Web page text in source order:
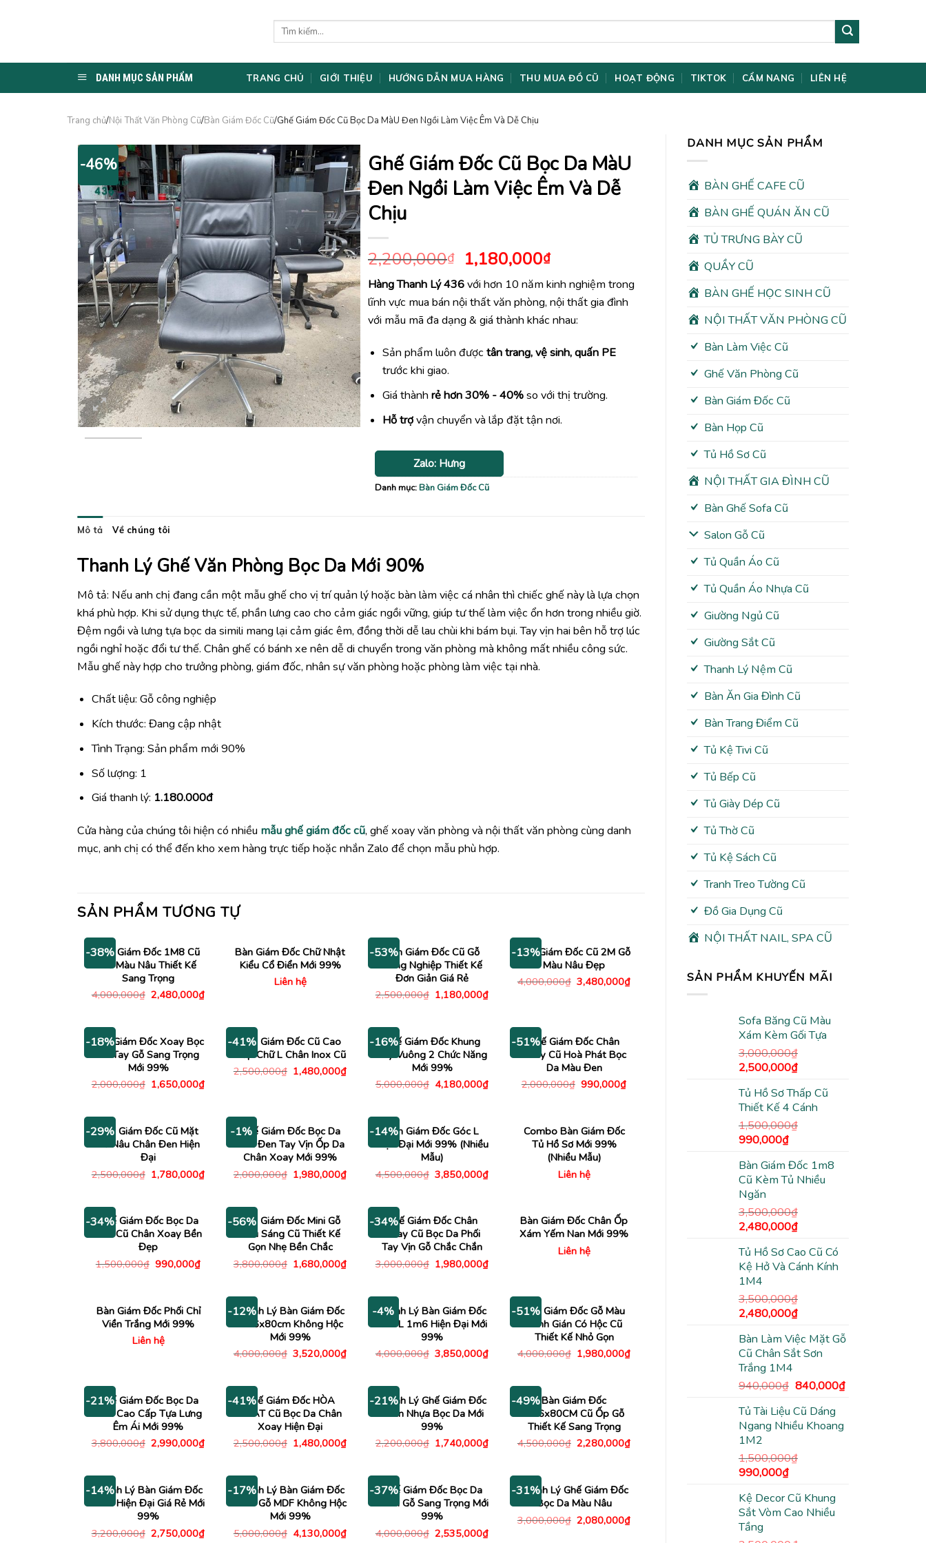
Tìm
DANH MỤC SẢN PHẨM TRANG CHỦ GIỚI THIỆU HƯỚNG DẪN MUA HÀNG THU MUA ĐỒ CŨ HOẠT ĐỘNG TIKTOK CẨM NANG LIÊN HỆ
Trang chủ/Nội Thất Văn Phòng Cũ/Bàn Giám Đốc Cũ/Ghế Giám Đốc Cũ Bọc Da MàU Đen Ngồi Làm Việc Êm Và Dễ Chịu
DANH MỤC SẢN PHẨM
BÀN GHẾ CAFE CŨ
BÀN GHẾ QUÁN ĂN CŨ
TỦ TRƯNG BÀY CŨ
QUẦY CŨ
BÀN GHẾ HỌC SINH CŨ
NỘI THẤT VĂN PHÒNG CŨ
Bàn Làm Việc Cũ
Ghế Văn Phòng Cũ
Bàn Giám Đốc Cũ
Bàn Họp Cũ
Tủ Hồ Sơ Cũ
NỘI THẤT GIA ĐÌNH CŨ
Bàn Ghế Sofa Cũ
Salon Gỗ Cũ
Tủ Quần Áo Cũ
Tủ Quần Áo Nhựa Cũ
Giường Ngủ Cũ
Giường Sắt Cũ
Thanh Lý Nệm Cũ
Bàn Ăn Gia Đình Cũ
Bàn Trang Điểm Cũ
Tủ Kệ Tivi Cũ
Tủ Bếp Cũ
Tủ Giày Dép Cũ
Tủ Thờ Cũ
Tủ Kệ Sách Cũ
Tranh Treo Tường Cũ
Đồ Gia Dụng Cũ
NỘI THẤT NAIL, SPA CŨ
SẢN PHẨM KHUYẾN MÃI
Sofa Băng Cũ Màu
Xám Kèm Gối Tựa
3,000,000₫
Giá
là:
3,000,000₫.
2,500,000₫Giá
tại
là:
2,500,000₫.
Tủ Hồ Sơ Thấp Cũ
Thiết Kế 4 Cánh
1,500,000₫
Giá
là:
1,500,000₫.
990,000₫Giá
tại
là:
Bàn Giám Đốc 1m8
Cũ Kèm Tủ Nhiều
Ngăn
3,500,000₫
Giá
là:
3,500,000₫.
2,480,000₫Giá
tại
là:
Tủ Hồ Sơ Cao Cũ Có
Kệ Hở Và Cánh Kính
1M4
3,500,000₫
Giá
là:
3,500,000₫.
2,480,000₫Giá
tại
là:
Bàn Làm Việc Mặt Gỗ
Cũ Chân Sắt Sơn
Trắng 1M4
940,000₫ Giá
là:
940,000₫.
840,000₫Giá
Tủ Tài Liệu Cũ Dáng
Ngang Nhiều Khoang
1M2
1,500,000₫
Giá
là:
1,500,000₫.
990,000₫Giá
tại
là:
Kệ Decor Cũ Khung
Sắt Vòm Cao Nhiều
Tầng
-46%
Ghế Giám Đốc Cũ Bọc Da MàU
Đen Ngồi Làm Việc Êm Và Dễ
Chịu
2,200,000₫ Giá
gốc
là:
2,200,000₫.
1,180,000₫Giá
hiện
tại
là:
1,180,000₫.
Hàng Thanh Lý 436với hơn 10 năm kinh nghiệm trong
lĩnh vực mua bán nội thất văn phòng, nội thất gia đình
với mẫu mã đa dạng & giá thành khác nhau:
Sản phẩm luôn đượctân trang, vệ sinh, quấn PE
trước khi giao.
Giá thànhrẻ hơn 30% - 40%so với thị trường.
Hỗ trợvận chuyển và lắp đặt tận nơi.
Zalo: Hưng
Danh mục:Bàn Giám Đốc Cũ
Mô tả Về chúng tôi
Thanh Lý Ghế Văn Phòng Bọc Da Mới 90%
Mô tả: Nếu anh chị đang cần một mẫu ghế cho vị trí quản lý hoặc bàn làm việc cá nhân thì chiếc ghế này là lựa chọn
khá phù hợp. Khi sử dụng thực tế, phần lưng cao cho cảm giác ngồi vững, giúp tư thế làm việc ổn hơn trong nhiều giờ.
Đệm ngồi và lưng tựa bọc da simili mang lại cảm giác êm, đồng thời dễ lau chùi khi bám bụi. Tay vịn hai bên hỗ trợ lúc
ngồi nghỉ hoặc đổi tư thế. Chân ghế có bánh xe nên dễ di chuyển trong văn phòng mà không mất nhiều công sức.
Mẫu ghế này hợp cho trưởng phòng, giám đốc, nhân sự văn phòng hoặc phòng làm việc tại nhà.
Chất liệu: Gỗ công nghiệp
Kích thước: Đang cập nhật
Tình Trạng: Sản phẩm mới 90%
Số lượng: 1
Giá thanh lý: 1.180.000đ
Cửa hàng của chúng tôi hiện có nhiều mẫu ghế giám đốc cũ, ghế xoay văn phòng và nội thất văn phòng cùng danh
mục, anh chị có thể đến kho xem hàng trực tiếp hoặc nhắn Zalo để chọn mẫu phù hợp.
SẢN PHẨM TƯƠNG TỰ
-38%
Bàn Giám Đốc 1M8 Cũ
Gỗ Màu Nâu Thiết Kế
Sang Trọng
4,000,000₫ Giá
gốc
2,480,000₫Giá
2,480,000₫.
Bàn Giám Đốc Chữ Nhật
Kiểu Cổ Điển Mới 99%
Liên hệ
-53%Bàn Giám Đốc Cũ Gỗ
Công Nghiệp Thiết Kế
Đơn Giản Giá Rẻ
2,500,000₫ Giá
gốc
1,180,000₫Giá
1,180,000₫.
-13%
Bàn Giám Đốc Cũ 2M Gỗ
Màu Nâu Đẹp
4,000,000₫ Giá
gốc
3,480,000₫Giá
-18%
Ghế Giám Đốc Xoay Bọc
Da Tay Gỗ Sang Trọng
Mới 99%
2,000,000₫ Giá
gốc
1,650,000₫Giá
1,650,000₫.
-41%
Bàn Giám Đốc Cũ Cao
Cấp Chữ L Chân Inox Cũ
2,500,000₫ Giá
gốc
1,480,000₫Giá
-16%Ghế Giám Đốc Khung
Tay Vuông 2 Chức Năng
Mới 99%
5,000,000₫ Giá
gốc
4,180,000₫Giá
-51%Ghế Giám Đốc Chân
Xoay Cũ Hoà Phát Bọc
Da Màu Đen
2,000,000₫ Giá
990,000₫Giá
-29%
Bàn Giám Đốc Cũ Mặt
Gỗ Nâu Chân Đen Hiện
Đại
2,500,000₫ Giá
gốc
1,780,000₫Giá
1,780,000₫.
-1%Ghế Giám Đốc Bọc Da
Màu Đen Tay Vịn Ốp Da
Chân Xoay Mới 99%
2,000,000₫ Giá
gốc
1,980,000₫Giá
1,980,000₫.
-14%Bàn Giám Đốc Góc L
Hiện Đại Mới 99% (Nhiều
Mẫu)
4,500,000₫ Giá
gốc
3,850,000₫Giá
Combo Bàn Giám Đốc
Tủ Hồ Sơ Mới 99%
(Nhiều Mẫu)
Liên hệ
-34%
Ghế Giám Đốc Bọc Da
Đen Cũ Chân Xoay Bền
Đẹp
1,500,000₫ Giá
990,000₫Giá
990,000₫.
-56%
Bàn Giám Đốc Mini Gỗ
Nâu Sáng Cũ Thiết Kế
Gọn Nhẹ Bền Chắc
3,800,000₫ Giá
gốc
1,680,000₫Giá
1,680,000₫.
-34%Ghế Giám Đốc Chân
Xoay Cũ Bọc Da Phối
Tay Vịn Gỗ Chắc Chắn
3,000,000₫ Giá
gốc
1,980,000₫Giá
1,980,000₫.
Bàn Giám Đốc Chân Ốp
Xám Yếm Nan Mới 99%
Liên hệ
Bàn Giám Đốc Phối Chỉ
Viền Trắng Mới 99%
Liên hệ
-12%
Thanh Lý Bàn Giám Đốc
1m6x80cm Không Hộc
Mới 99%
4,000,000₫ Giá
gốc
3,520,000₫Giá
3,520,000₫.
-4%
Thanh Lý Bàn Giám Đốc
Góc L 1m6 Hiện Đại Mới
99%
4,000,000₫ Giá
gốc
3,850,000₫Giá
3,850,000₫.
-51%
Bàn Giám Đốc Gỗ Màu
Cánh Gián Có Hộc Cũ
Thiết Kế Nhỏ Gọn
4,000,000₫ Giá
gốc
1,980,000₫Giá
-21%
Ghế Giám Đốc Bọc Da
Đen Cao Cấp Tựa Lưng
Êm Ái Mới 99%
3,800,000₫ Giá
gốc
2,990,000₫Giá
2,990,000₫.
-41%Ghế Giám Đốc HÒA
PHÁT Cũ Bọc Da Chân
Xoay Hiện Đại
2,500,000₫ Giá
gốc
1,480,000₫Giá
1,480,000₫.
-21%
Thanh Lý Ghế Giám Đốc
Chân Nhựa Bọc Da Mới
99%
2,200,000₫ Giá
gốc
1,740,000₫Giá
1,740,000₫.
-49%Bàn Giám Đốc
1M6x80CM Cũ Ốp Gỗ
Thiết Kế Sang Trọng
4,500,000₫ Giá
gốc
2,280,000₫Giá
-14%
Thanh Lý Bàn Giám Đốc
1m4 Hiện Đại Giá Rẻ Mới
99%
3,200,000₫ Giá
2,750,000₫Giá
-17%
Thanh Lý Bàn Giám Đốc
1m8 Gỗ MDF Không Hộc
Mới 99%
5,000,000₫ Giá
4,130,000₫Giá
-37%
Ghế Giám Đốc Bọc Da
Chân Gỗ Sang Trọng Mới
99%
4,000,000₫ Giá
2,535,000₫Giá
-31%
Thanh Lý Ghế Giám Đốc
Bọc Da Màu Nâu
3,000,000₫ Giá
gốc
2,080,000₫Giá